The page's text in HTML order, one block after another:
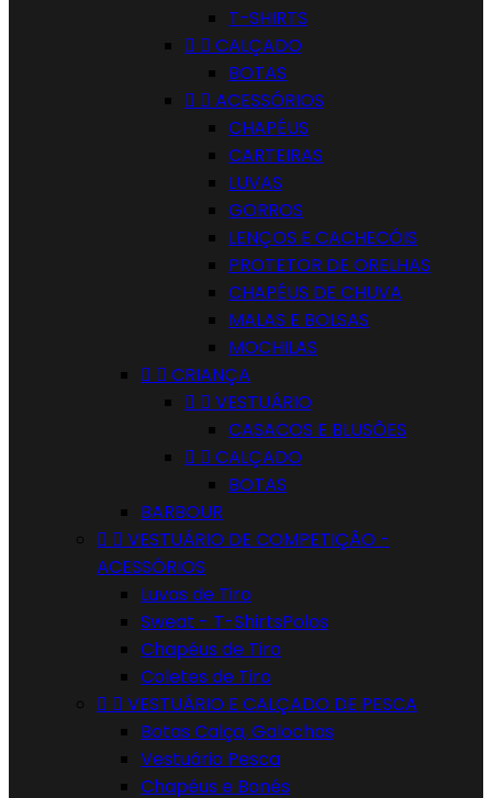
T-SHIRTS
  CALÇADO
BOTAS
  ACESSÓRIOS
CHAPÉUS
CARTEIRAS
LUVAS
GORROS
LENÇOS E CACHECÓIS
PROTETOR DE ORELHAS
CHAPÉUS DE CHUVA
MALAS E BOLSAS
MOCHILAS
  CRIANÇA
  VESTUÁRIO
CASACOS E BLUSÕES
  CALÇADO
BOTAS
BARBOUR
  VESTUÁRIO DE COMPETIÇÃO -
ACESSÓRIOS
Luvas de Tiro
Sweat - T-ShirtsPolos
Chapéus de Tiro
Coletes de Tiro
  VESTUÁRIO E CALÇADO DE PESCA
Botas Calça, Galochas
Vestuário Pesca
Chapéus e Bonés